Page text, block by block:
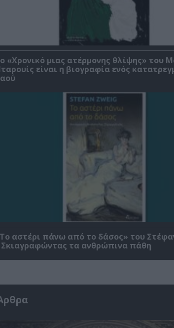
«Χρονικό μιας ατέρμονης θλίψης» του
είναι η βιογραφία ενός
αστέρι πάνω από το δάσος» του
Σκιαγραφώντας τα ανθρώπινα πάθη